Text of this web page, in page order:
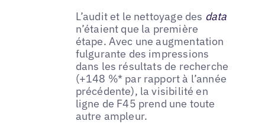
L’audit et le nettoyage des data
n’étaient que la première
étape. Avec une augmentation
fulgurante des impressions
dans les résultats de recherche
(+148 %* par rapport à l’année
précédente), la visibilité en
ligne de F45 prend une toute
autre ampleur.